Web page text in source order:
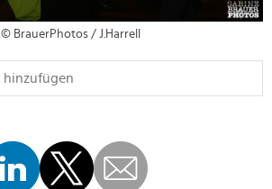
© BrauerPhotos / J.Harrell